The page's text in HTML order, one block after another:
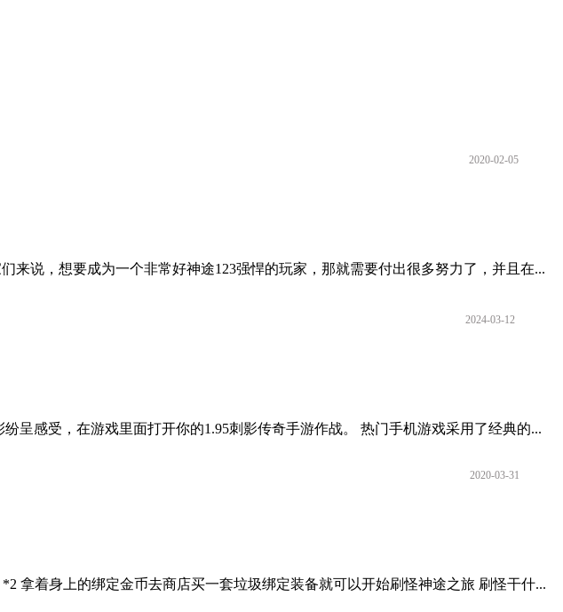
2020-02-05
说，想要成为一个非常好神途123强悍的玩家，那就需要付出很多努力了，并且在...
2024-03-12
呈感受，在游戏里面打开你的1.95刺影传奇手游作战。 热门手机游戏采用了经典的...
2020-03-31
拿着身上的绑定金币去商店买一套垃圾绑定装备就可以开始刷怪神途之旅 刷怪干什...